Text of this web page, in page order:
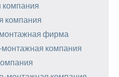
компания
компания
фирма
компания